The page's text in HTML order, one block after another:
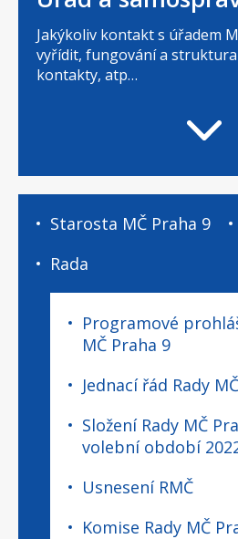
Jakýkoliv kontakt s úřadem
vyřídit, fungování a
kontakty, atp…
a
samospráva
podstránky
Starosta MČ Praha 9
Rada
Programové
MČ Praha 9
Jednací řád Rady
Složení Rady MČ
volební období
Usnesení RMČ
Komise Rady MČ